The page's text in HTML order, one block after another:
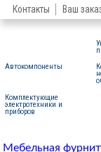
Контакты
Ваш
Автокомпоненты
Комплектующие
электротехники и
приборов
Мебельная